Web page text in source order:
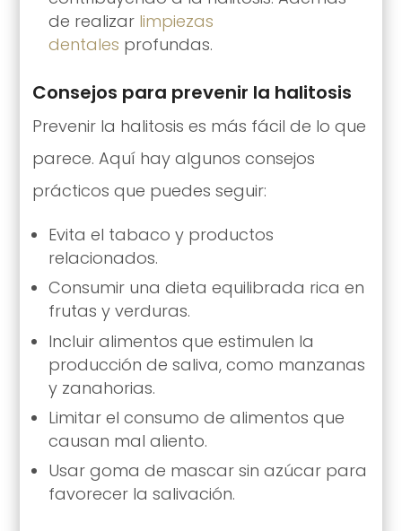
de realizar limpiezas
dentales profundas.
Consejos para prevenir la halitosis
Prevenir la halitosis es más fácil de lo que
parece. Aquí hay algunos consejos
prácticos que puedes seguir:
Evita el tabaco y productos
relacionados.
Consumir una dieta equilibrada rica en
frutas y verduras.
Incluir alimentos que estimulen la
producción de saliva, como manzanas
y zanahorias.
Limitar el consumo de alimentos que
causan mal aliento.
Usar goma de mascar sin azúcar para
favorecer la salivación.